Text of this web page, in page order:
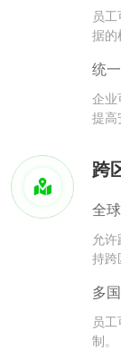
员
据的
统
企业
提高
跨
全
允
持跨
多
员
制。